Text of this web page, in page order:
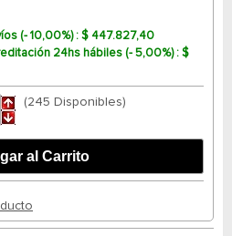
(- 10,00%) : $ 447.827,40
24hs hábiles (- 5,00%) : $
(245 Disponibles)